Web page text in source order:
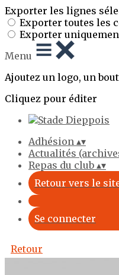
Exporter les lignes
Exporter toutes les
Exporter
Menu
Ajoutez un logo, un
Cliquez pour éditer
Adhésion ▴▾
Actualités
Repas du club ▴▾
Retour vers le
Se connecter
Retour